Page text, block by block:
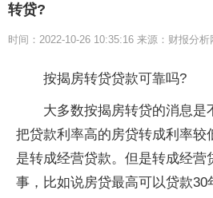
转贷?
时间：2022-10-26 10:35:16 来源：财报分析
按揭房转贷贷款可靠吗?
大多数按揭房转贷的消息是
把贷款利率高的房贷转成利率较
是转成经营贷款。但是转成经营
事，比如说房贷最高可以贷款30